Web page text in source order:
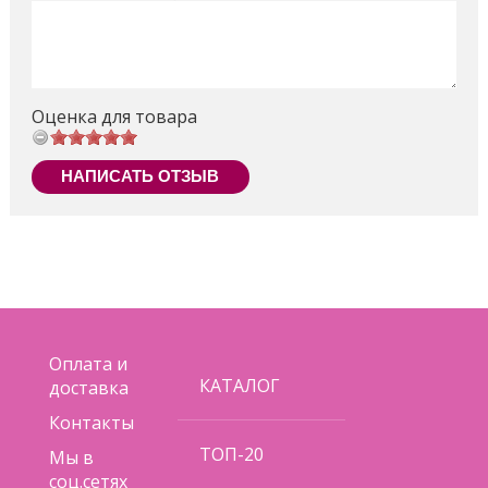
Вес кресла – 2,5 кг, можно легко переносить с
собой или брать в путешествие, на природу
Фиксирующая подножка делает кресло
неподвижным вовремя кормления
Оценка для товара
НАПИСАТЬ ОТЗЫВ
Оплата и
доставка
Контакты
Мы в
соц.сетях
КАТАЛОГ
ТОП-20